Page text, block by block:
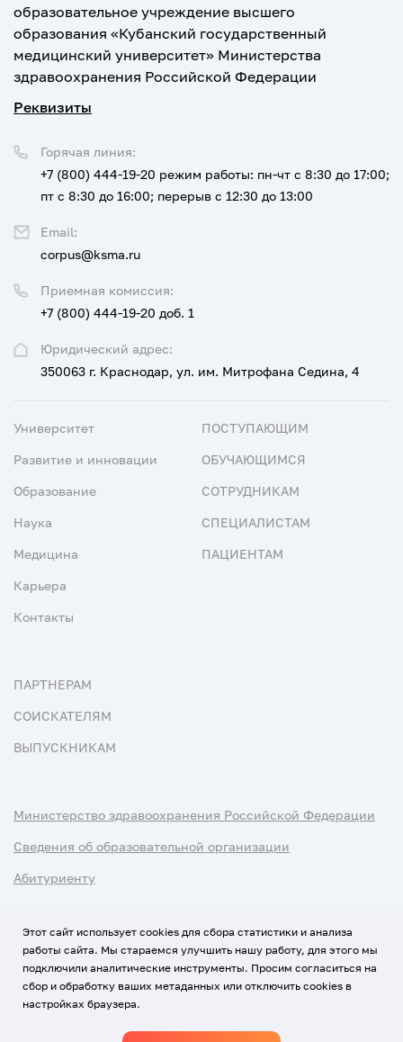
образовательное учреждение высшего
образования «Кубанский государственный
медицинский университет» Министерства
здравоохранения Российской Федерации
Реквизиты
Юридический адрес:
350063 г. Краснодар, ул. им. Митрофана Седина, 4
Приемная комиссия:
+7 (800) 444-19-20 доб. 1
Горячая линия:
+7 (800) 444-19-20 режим работы: пн-чт с 8:30 до 17:00;
пт с 8:30 до 16:00; перерыв с 12:30 до 13:00
Email:
corpus@ksma.ru
Университет
Развитие и инновации
Образование
Наука
Медицина
Карьера
Контакты
ПОСТУПАЮЩИМ
ОБУЧАЮЩИМСЯ
СОТРУДНИКАМ
СПЕЦИАЛИСТАМ
ПАЦИЕНТАМ
ПАРТНЕРАМ
СОИСКАТЕЛЯМ
ВЫПУСКНИКАМ
Министерство здравоохранения Российской Федерации
Сведения об образовательной организации
Абитуриенту
Использование Cookies
Политика обработки персональных данных
Этот сайт использует cookies для сбора статистики и анализа
работы сайта. Мы стараемся улучшить нашу работу, для этого мы
подключили аналитические инструменты. Просим согласиться на
сбор и обработку ваших метаданных или отключить cookies в
настройках браузера.